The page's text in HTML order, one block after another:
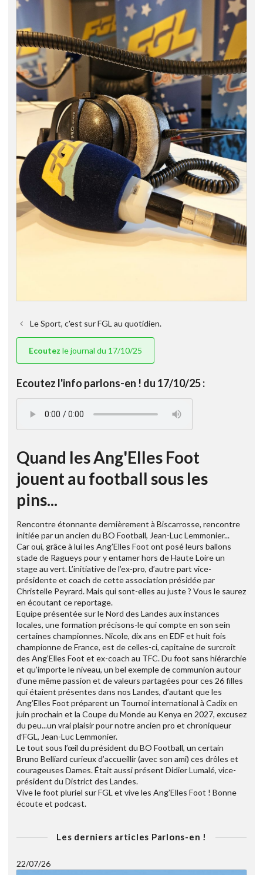
Le Sport, c'est sur FGL au quotidien.
Ecoutez le journal du 17/10/25
Ecoutez l'info parlons-en ! du 17/10/25 :
Quand les Ang'Elles Foot
jouent au football sous les
pins...
Rencontre étonnante dernièrement à Biscarrosse, rencontre
initiée par un ancien du BO Football, Jean-Luc Lemmonier...
Car oui, grâce à lui les Ang’Elles Foot ont posé leurs ballons
stade de Ragueys pour y entamer hors de Haute Loire un
stage au vert. L’initiative de l’ex-pro, d’autre part vice-
présidente et coach de cette association présidée par
Christelle Peyrard. Mais qui sont-elles au juste ? Vous le saurez
en écoutant ce reportage.
Equipe présentée sur le Nord des Landes aux instances
locales, une formation précisons-le qui compte en son sein
certaines championnes. Nicole, dix ans en EDF et huit fois
championne de France, est de celles-ci, capitaine de surcroit
des Ang’Elles Foot et ex-coach au TFC. Du foot sans hiérarchie
et qu’importe le niveau, un bel exemple de communion autour
d’une même passion et de valeurs partagées pour ces 26 filles
qui étaient présentes dans nos Landes, d’autant que les
Ang’Elles Foot préparent un Tournoi international à Cadix en
juin prochain et la Coupe du Monde au Kenya en 2027, excusez
du peu...un vrai plaisir pour notre ancien pro et chroniqueur
d’FGL, Jean-Luc Lemmonier.
Le tout sous l’œil du président du BO Football, un certain
Bruno Belliard curieux d’accueillir (avec son ami) ces drôles et
courageuses Dames. Était aussi présent Didier Lumalé, vice-
président du District des Landes.
Vive le foot pluriel sur FGL et vive les Ang’Elles Foot ! Bonne
écoute et podcast.
Les derniers articles Parlons-en !
22/07/26